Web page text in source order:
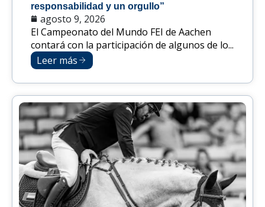
responsabilidad y un orgullo”
agosto 9, 2026
El Campeonato del Mundo FEI de Aachen
contará con la participación de algunos de lo...
Leer más